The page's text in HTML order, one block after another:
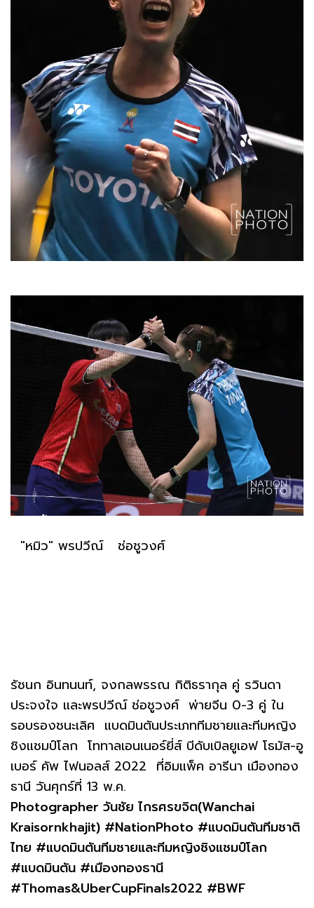
"หมิว" พรปวีณ์ ช่อชูวงศ์
รัชนก อินทนนท์, จงกลพรรณ กิติธรากุล คู่ รวินดา
ประจงใจ และพรปวีณ์ ช่อชูวงศ์ พ่ายจีน 0-3 คู่ ใน
รอบรองชนะเลิศ แบดมินตันประเภททีมชายและทีมหญิง
ชิงแชมป์โลก โททาลเอนเนอร์ยี่ส์ บีดับเบิลยูเอฟ โธมัส-อู
เบอร์ คัพ ไฟนอลส์ 2022 ที่อิมแพ็ค อารีนา เมืองทอง
ธานี วันศุกร์ที่ 13 พ.ค.
Photographer วันชัย ไกรศรขจิต(Wanchai
Kraisornkhajit) #NationPhoto #แบดมินตันทีมชาติ
ไทย #แบดมินตันทีมชายและทีมหญิงชิงแชมป์โลก
#แบดมินตัน #เมืองทองธานี
#Thomas&UberCupFinals2022 #BWF